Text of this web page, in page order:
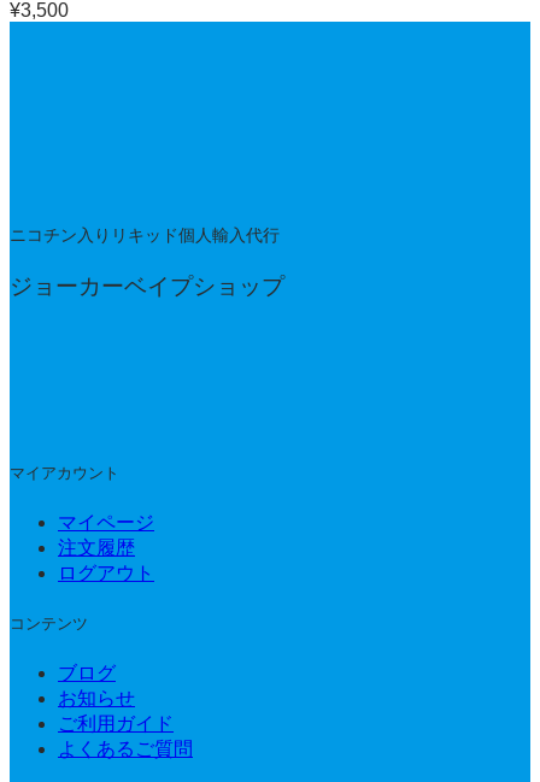
¥3,500
ニコチン入りリキッド個人輸入代行
ジョーカーベイプショップ
マイアカウント
マイページ
注文履歴
ログアウト
コンテンツ
ブログ
お知らせ
ご利用ガイド
よくあるご質問